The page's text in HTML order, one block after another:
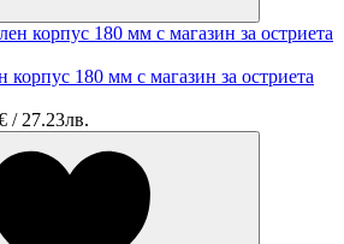
180 мм с магазин за остриета
/ 27.23лв.